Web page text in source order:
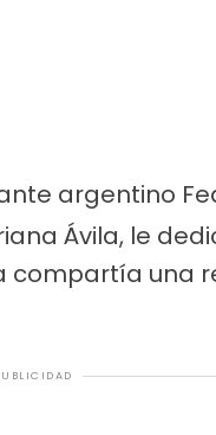
argentino
Ávila, le
compartía una